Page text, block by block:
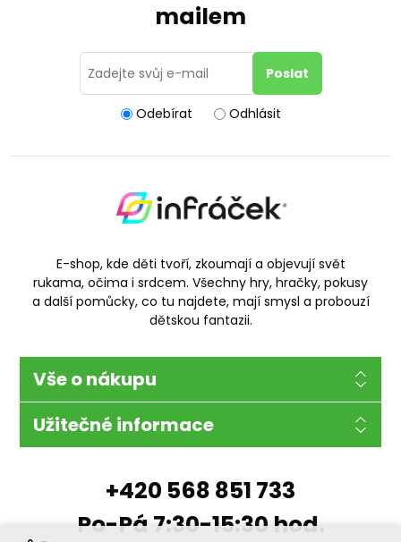
mailem
Odebírat Odhlásit
E-shop, kde děti tvoří, zkoumají a objevují svět
rukama, očima i srdcem. Všechny hry, hračky, pokusy
a další pomůcky, co tu najdete, mají smysl a probouzí
dětskou fantazii.
Vše o nákupu
Užitečné informace
+420 568 851 733
Po-Pá 7:30-15:30 hod.